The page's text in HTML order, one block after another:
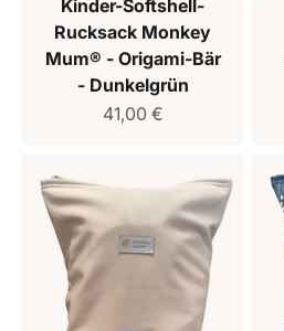
Kinder-Softshell-
Rucksack Monkey
Mum® - Origami-Bär
- Dunkelgrün
Verkaufspreis
41,00 €